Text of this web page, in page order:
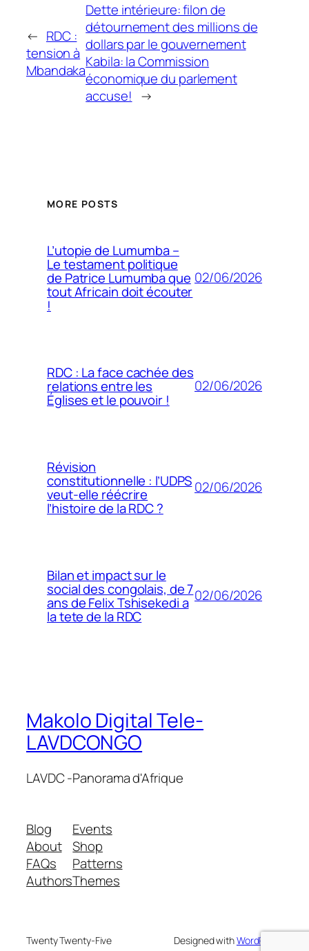
← RDC :
tension à
Mbandaka
Dette intérieure: filon de
détournement des millions de
dollars par le gouvernement
Kabila: la Commission
économique du parlement
accuse! →
MORE POSTS
L’utopie de Lumumba –
Le testament politique
de Patrice Lumumba que
tout Africain doit écouter
!
02/06/2026
RDC : La face cachée des
relations entre les
Églises et le pouvoir !
02/06/2026
Révision
constitutionnelle : l’UDPS
veut-elle réécrire
l’histoire de la RDC ?
02/06/2026
Bilan et impact sur le
social des congolais, de 7
ans de Felix Tshisekedi a
la tete de la RDC
02/06/2026
Makolo Digital Tele-
LAVDCONGO
LAVDC -Panorama d'Afrique
Blog
About
FAQs
Authors
Events
Shop
Patterns
Themes
Twenty Twenty-Five Designed withWordPress